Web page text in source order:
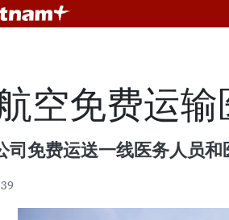
空免费运
司免费运送一线医务人员和